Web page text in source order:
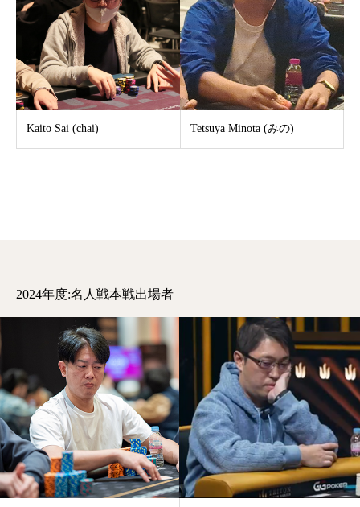
Kaito Sai (chai) Tetsuya Minota (みの)
2024年度:名人戦本戦出場者